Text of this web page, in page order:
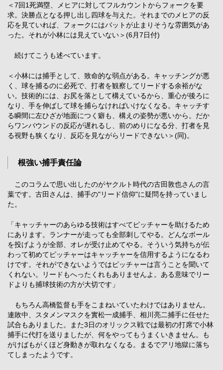
＜7回1死満塁、メヒアに対してフルカウントからフォークを要
求。決勝点となる押し出し四球を与えた。それまでのメヒアの反
応を見ていれば、フォークにはバットが止まりそうな雰囲気があ
った。それが小林には見えていない＞(6月7日付)
続けてこうも述べています。
＜小林には捕手として、致命的な弱点がある。キャッチングが悪
く、球を捕るのに必死で、打者を観察してリードする余裕がな
い。技術的には、お尻を落として構えているから、重心が後ろに
なり、手を伸ばして球を捕らなければいけなくなる。キャッチす
る瞬間に左ひざが地面につく癖も、構えの姿勢が悪いから。だか
らワンバウンドの反応が遅れるし、前のめりになる分、打者を見
る視野も狭くなり、反応を見ながらリードできない＞(同)。
根強い捕手責任論
このコラムで思い出したのがヤクルト時代の古田敦也さんの言
葉です。古田さんは、捕手の"リード信仰"に疑問を持っていまし
た。
「キャッチャーのあらゆる技術はすべてピッチャーを助けるため
にあります。ランナーが走っても全部刺してやる。どんなボール
を投げようが全部、オレが受け止めてやる。そういう気持ちが伝
わって初めてピッチャーはキャッチャーを信用するようになるわ
けです。それができないようではピッチャーは言うことを聞いて
くれない。リードもへったくれもありませんよ。ある意味でリー
ドよりも捕球技術の方が大切です」
もちろん高橋監督も手をこまねいていたわけではありません。
連敗中、スタメンマスクを實松一成捕手、相川亮二捕手に任せた
試合もありました。また3日のオリックス戦では最初の打席で小林
捕手に代打を送りましたが、何をやってもうまくいきません。も
がけばもがくほど身動きが取れなくなる。まるでアリ地獄に落ち
てしまったようです。